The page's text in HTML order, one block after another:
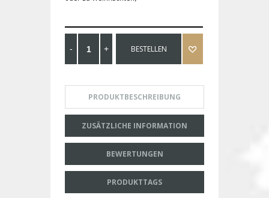
BESTELLEN
PRODUKTBESCHREIBUNG
ZUSÄTZLICHE INFORMATION
BEWERTUNGEN
PRODUKTTAGS